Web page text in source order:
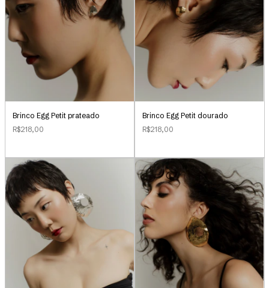
Brinco Egg Petit prateado
R$218,00
Brinco Egg Petit dourado
R$218,00